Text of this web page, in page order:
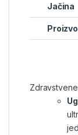
Jačina